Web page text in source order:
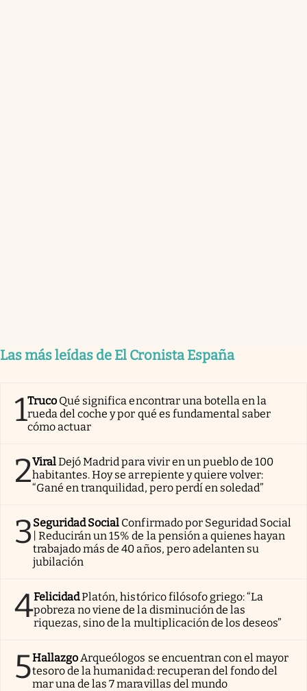
Las más leídas de El Cronista España
1Truco Qué significa encontrar una botella en la
rueda del coche y por qué es fundamental saber
cómo actuar
2ViralDejó Madrid para vivir en un pueblo de 100
habitantes. Hoy se arrepiente y quiere volver:
“Gané en tranquilidad, pero perdí en soledad”
3Seguridad Social Confirmado por Seguridad Social
| Reducirán un 15% de la pensión a quienes hayan
trabajado más de 40 años, pero adelanten su
jubilación
4FelicidadPlatón, histórico filósofo griego: “La
pobreza no viene de la disminución de las
riquezas, sino de la multiplicación de los deseos”
5HallazgoArqueólogos se encuentran con el mayor
tesoro de la humanidad: recuperan del fondo del
mar una de las 7 maravillas del mundo